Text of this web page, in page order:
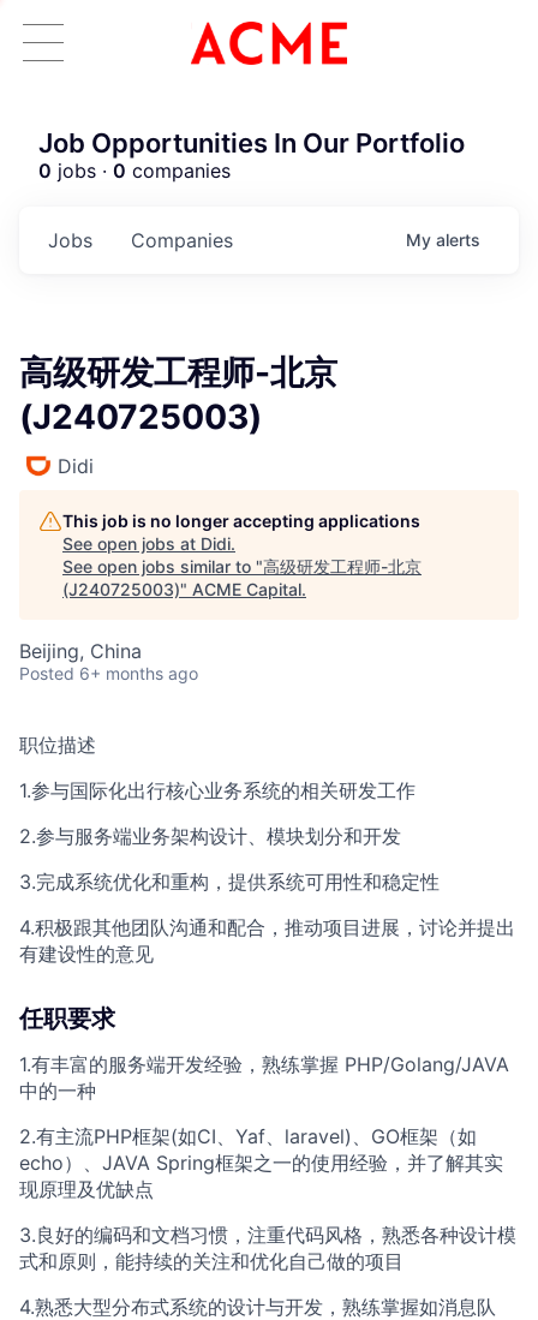
Job Opportunities In Our Portfolio
0 jobs · 0 companies
Jobs Companies My alerts
高级研发工程师-北京
(J240725003)
Didi
This job is no longer accepting applications
See open jobs at Didi.
See open jobs similar to "高级研发工程师-北京
(J240725003)" ACME Capital.
Beijing, China
Posted 6+ months ago
职位描述
1.参与国际化出行核心业务系统的相关研发工作
2.参与服务端业务架构设计、模块划分和开发
3.完成系统优化和重构，提供系统可用性和稳定性
4.积极跟其他团队沟通和配合，推动项目进展，讨论并提出
有建设性的意见
任职要求
1.有丰富的服务端开发经验，熟练掌握 PHP/Golang/JAVA
中的一种
2.有主流PHP框架(如CI、Yaf、laravel)、GO框架（如
echo）、JAVA Spring框架之一的使用经验，并了解其实
现原理及优缺点
3.良好的编码和文档习惯，注重代码风格，熟悉各种设计模
式和原则，能持续的关注和优化自己做的项目
4.熟悉大型分布式系统的设计与开发，熟练掌握如消息队